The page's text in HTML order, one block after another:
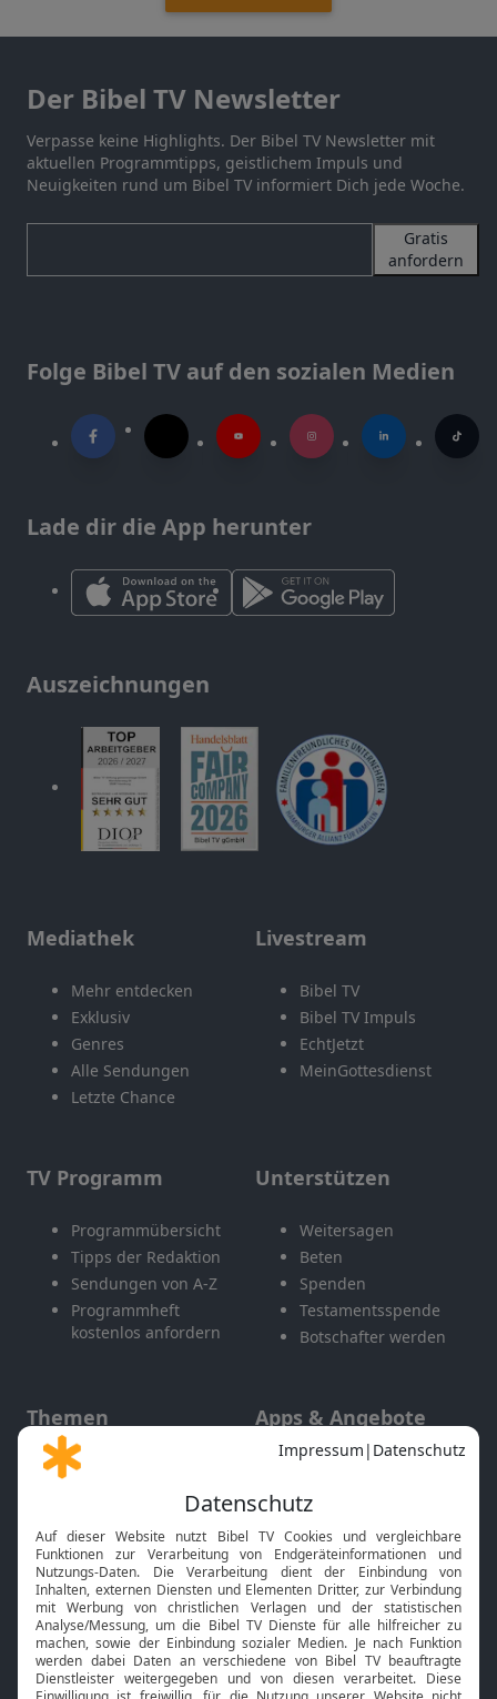
Der Bibel TV Newsletter
Verpasse keine Highlights. Der Bibel TV Newsletter mit
aktuellen Programmtipps, geistlichem Impuls und
Neuigkeiten rund um Bibel TV informiert Dich jede Woche.
Gratis
anfordern
Folge Bibel TV auf den sozialen Medien
Lade dir die App herunter
Auszeichnungen
Mediathek
Mehr entdecken
Exklusiv
Genres
Alle Sendungen
Letzte Chance
Livestream
Bibel TV
Bibel TV Impuls
EchtJetzt
MeinGottesdienst
TV Programm
Programmübersicht
Tipps der Redaktion
Sendungen von A-Z
Programmheft
kostenlos anfordern
Unterstützen
Weitersagen
Beten
Spenden
Testamentsspende
Botschafter werden
Themen
Gott und Bibel erklärt
Neuigkeiten
Apps & Angebote
Mobile App
Smart TV
HbbTV
Bibelthek Online-Bibel
Nächster Gottesdienst